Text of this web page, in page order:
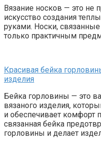
Вязание носков — это не
искусство создания
руками. Носки,
только практичным
Красивая бейка
изделия
Бейка горловины — это
вязаного изделия,
и обеспечивает комфорт
связанная бейка
горловины и делает